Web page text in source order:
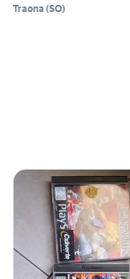
Traona (SO)